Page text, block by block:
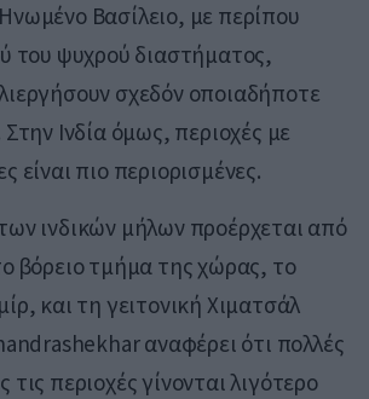
Βασίλειο, με περίπου
του ψυχρού διαστήματος,
σχεδόν οποιαδήποτε
Ινδία όμως, περιοχές με
είναι πιο περιορισμένες.
ινδικών μήλων προέρχεται από
βόρειο τμήμα της χώρας, το
και τη γειτονική Χιματσάλ
αναφέρει ότι πολλές
περιοχές γίνονται λιγότερο